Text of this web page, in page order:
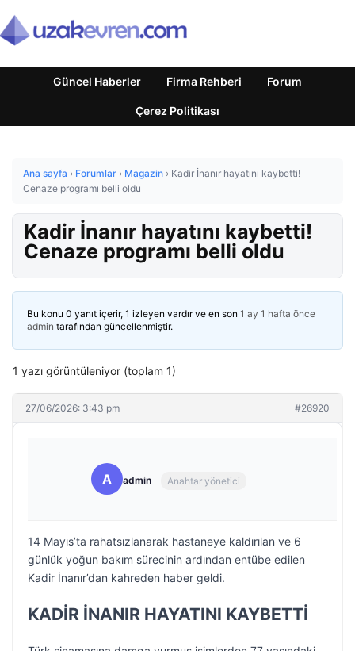
Güncel Haberler Firma Rehberi Forum
Çerez Politikası
Ana sayfa › Forumlar › Magazin › Kadir İnanır hayatını kaybetti!
Cenaze programı belli oldu
Kadir İnanır hayatını kaybetti!
Cenaze programı belli oldu
Bu konu 0 yanıt içerir, 1 izleyen vardır ve en son 1 ay 1 hafta önce
admin tarafından güncellenmiştir.
1 yazı görüntüleniyor (toplam 1)
27/06/2026: 3:43 pm #26920
A admin Anahtar yönetici
14 Mayıs’ta rahatsızlanarak hastaneye kaldırılan ve 6
günlük yoğun bakım sürecinin ardından entübe edilen
Kadir İnanır’dan kahreden haber geldi.
KADİR İNANIR HAYATINI KAYBETTİ